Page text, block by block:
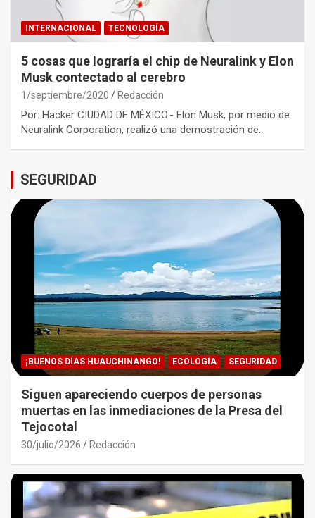
INTERNACIONAL TECNOLOGÍA
5 cosas que lograría el chip de Neuralink y Elon
Musk contectado al cerebro
1/septiembre/2020 Redacción
Por: Hacker CIUDAD DE MÉXICO.- Elon Musk, por medio de
Neuralink Corporation, realizó una demostración de…
SEGURIDAD
¡BUENOS DÍAS HUAUCHINANGO! ECOLOGÍA SEGURIDAD
Siguen apareciendo cuerpos de personas
muertas en las inmediaciones de la Presa del
Tejocotal
30/julio/2026 Redacción